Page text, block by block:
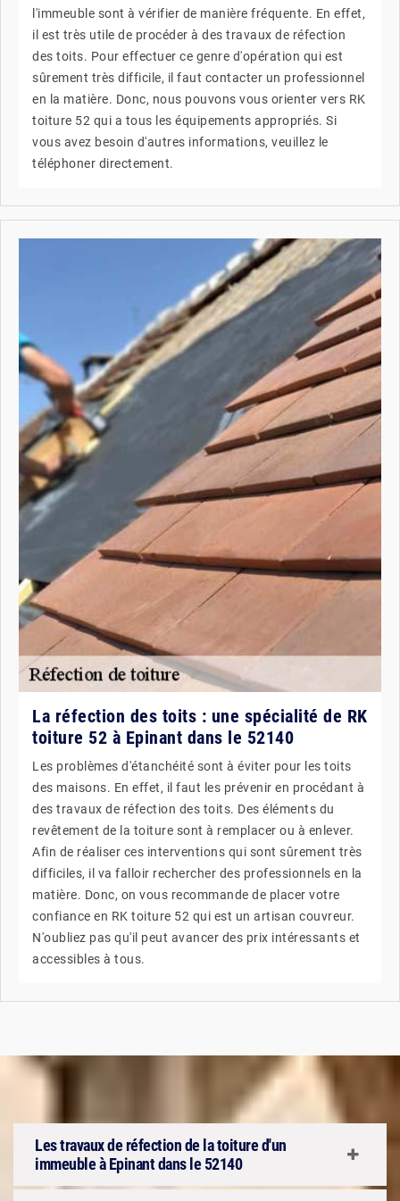
l'immeuble sont à vérifier de manière fréquente. En effet,
il est très utile de procéder à des travaux de réfection
des toits. Pour effectuer ce genre d'opération qui est
sûrement très difficile, il faut contacter un professionnel
en la matière. Donc, nous pouvons vous orienter vers RK
toiture 52 qui a tous les équipements appropriés. Si
vous avez besoin d'autres informations, veuillez le
téléphoner directement.
La réfection des toits : une spécialité de RK
toiture 52 à Epinant dans le 52140
Les problèmes d'étanchéité sont à éviter pour les toits
des maisons. En effet, il faut les prévenir en procédant à
des travaux de réfection des toits. Des éléments du
revêtement de la toiture sont à remplacer ou à enlever.
Afin de réaliser ces interventions qui sont sûrement très
difficiles, il va falloir rechercher des professionnels en la
matière. Donc, on vous recommande de placer votre
confiance en RK toiture 52 qui est un artisan couvreur.
N'oubliez pas qu'il peut avancer des prix intéressants et
accessibles à tous.
Les travaux de réfection de la toiture d'un
immeuble à Epinant dans le 52140